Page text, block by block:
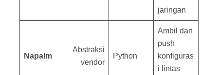
jaringan
Napalm
Abstraksi
vendor
Python
Ambil dan
push
konfiguras
i lintas